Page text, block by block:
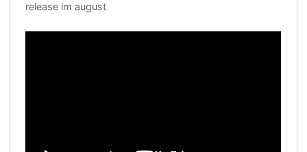
release im august